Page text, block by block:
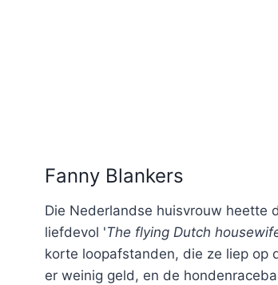
Fanny Blankers
Die Nederlandse huisvrouw heette
liefdevol 'The flying Dutch
korte loopafstanden, die ze liep op
er weinig geld, en de